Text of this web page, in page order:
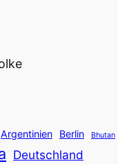
Argentinien Berlin Bhutan
Deutschland